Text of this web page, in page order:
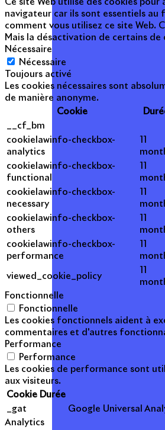
Ce site Web utilise des cookies pour
navigateur car ils sont essentiels
comment vous utilisez ce site Web.
Mais la désactivation de certains
Nécessaire
Nécessaire
Toujours activé
Les cookies nécessaires sont
de manière anonyme.
Cookie
__cf_bm
cookielawinfo-checkbox-
analytics
cookielawinfo-checkbox-
functional
cookielawinfo-checkbox-
necessary
cookielawinfo-checkbox-
others
cookielawinfo-checkbox-
performance
viewed_cookie_policy
Fonctionnelle
Fonctionnelle
Les cookies fonctionnels aident à
commentaires et d'autres
Performance
Performance
Les cookies de performance sont
aux visiteurs.
Cookie Durée
_gat
Google Universal
Analytics